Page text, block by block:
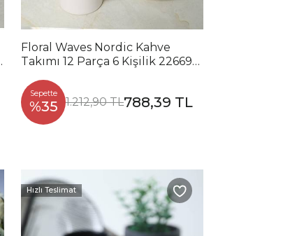
Floral Waves Nordic Kahve
Takımı 12 Parça 6 Kişilik 22669-
Sepette
%35 1.212,90 TL788,39 TL
Hızlı Teslimat